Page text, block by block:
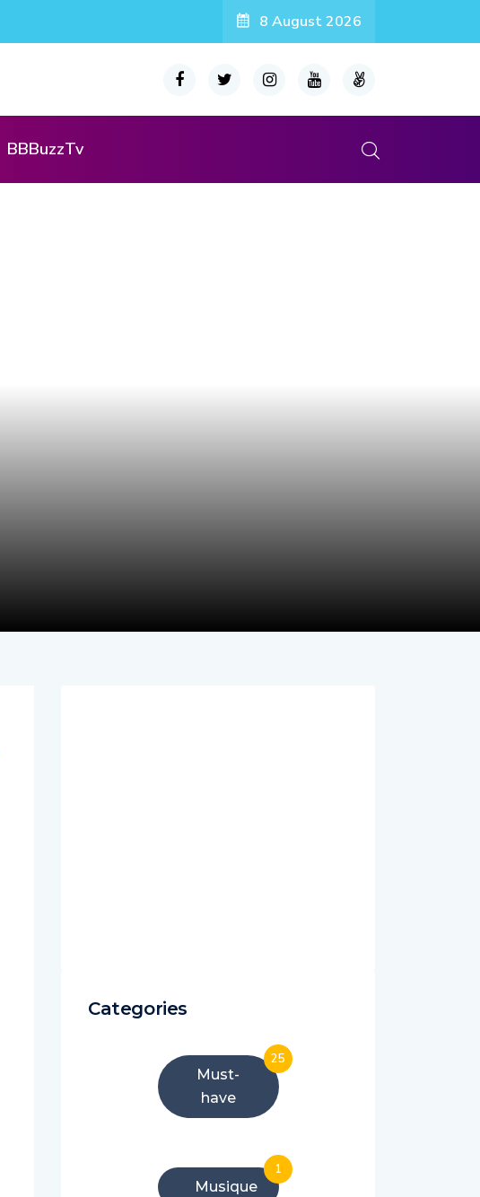
8 August 2026
BBBuzzTv
Categories
Must-
have
25
Musique
1